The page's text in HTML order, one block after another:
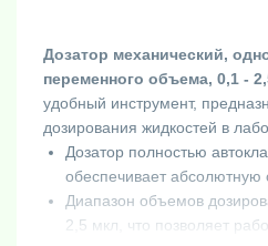
Дозатор механический,
переменного объема, 0,1 -
удобный инструмент,
дозирования жидкостей в
Дозатор полностью
обеспечивает абсолютную
Диапазон объемов
2,5 мкл, что позволяет